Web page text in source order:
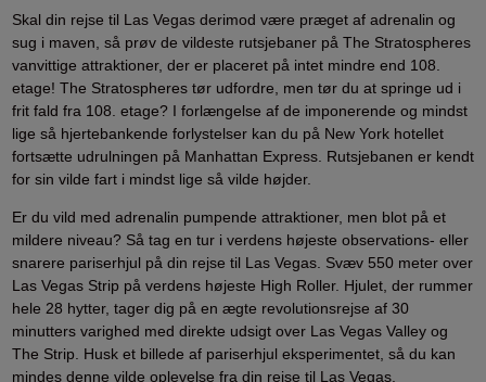
Skal din rejse til Las Vegas derimod være præget af adrenalin og
sug i maven, så prøv de vildeste rutsjebaner på The Stratospheres
vanvittige attraktioner, der er placeret på intet mindre end 108.
etage! The Stratospheres tør udfordre, men tør du at springe ud i
frit fald fra 108. etage? I forlængelse af de imponerende og mindst
lige så hjertebankende forlystelser kan du på New York hotellet
fortsætte udrulningen på Manhattan Express. Rutsjebanen er kendt
for sin vilde fart i mindst lige så vilde højder.
Er du vild med adrenalin pumpende attraktioner, men blot på et
mildere niveau? Så tag en tur i verdens højeste observations- eller
snarere pariserhjul på din rejse til Las Vegas. Svæv 550 meter over
Las Vegas Strip på verdens højeste High Roller. Hjulet, der rummer
hele 28 hytter, tager dig på en ægte revolutionsrejse af 30
minutters varighed med direkte udsigt over Las Vegas Valley og
The Strip. Husk et billede af pariserhjul eksperimentet, så du kan
mindes denne vilde oplevelse fra din rejse til Las Vegas.